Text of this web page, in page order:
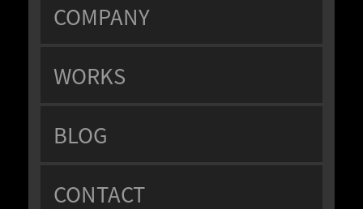
COMPANY
WORKS
BLOG
CONTACT